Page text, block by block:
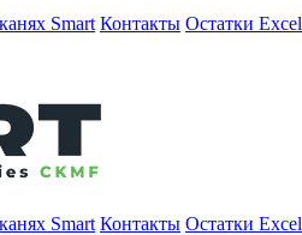
Smart Контакты Остатки Excel
Smart Контакты Остатки Excel